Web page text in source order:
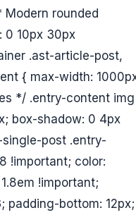
rounded
0 10px 30px
.ast-article-post,
{ max-width:
*/ .entry-content img
box-shadow: 0 4px
post .entry-
!important; color:
!important;
padding-bottom: 12px;